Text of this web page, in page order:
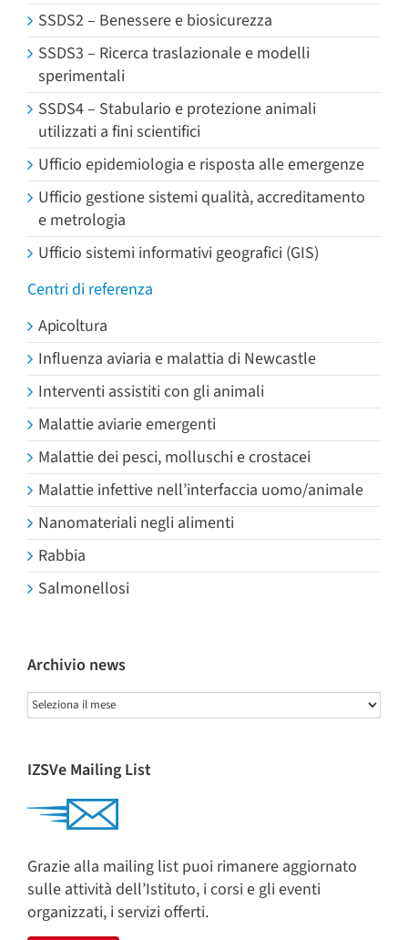
SSDS2 – Benessere e biosicurezza
SSDS3 – Ricerca traslazionale e modelli
sperimentali
SSDS4 – Stabulario e protezione animali
utilizzati a fini scientifici
Ufficio epidemiologia e risposta alle emergenze
Ufficio gestione sistemi qualità, accreditamento
e metrologia
Ufficio sistemi informativi geografici (GIS)
Centri di referenza
Apicoltura
Influenza aviaria e malattia di Newcastle
Interventi assistiti con gli animali
Malattie aviarie emergenti
Malattie dei pesci, molluschi e crostacei
Malattie infettive nell’interfaccia uomo/animale
Nanomateriali negli alimenti
Rabbia
Salmonellosi
Archivio news
Archivio
news
IZSVe Mailing List
Grazie alla mailing list puoi rimanere aggiornato
sulle attività dell’Istituto, i corsi e gli eventi
organizzati, i servizi offerti.